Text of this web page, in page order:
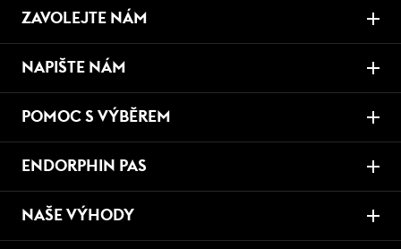
ZAVOLEJTE NÁM
NAPIŠTE NÁM
POMOC S VÝBĚREM
ENDORPHIN PAS
NAŠE VÝHODY